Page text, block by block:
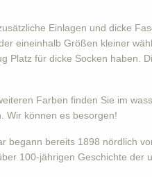
Einlagen und dicke
eineinhalb Größen kleiner
Platz für dicke Socken haben.
Farben finden Sie im
Wir können es besorgen!
begann bereits 1898 nördlich
100-jährigen Geschichte der